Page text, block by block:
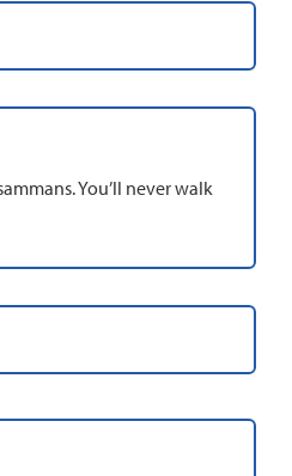
You’ll never walk